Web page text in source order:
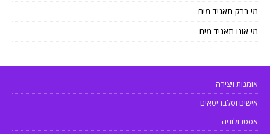
מי ברק תאגיד מים
מי אונו תאגיד מים
אומנות ויצירה
אישים וסלבריטאים
אסטרולוגיה